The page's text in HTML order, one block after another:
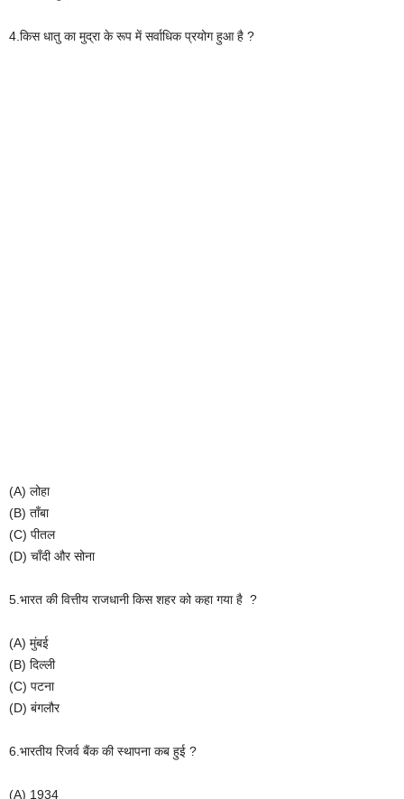
4.किस धातु का मुद्रा के रूप में सर्वाधिक प्रयोग हुआ है ?
(A) लोहा
(B) ताँबा
(C) पीतल
(D) चाँदी और सोना
5.भारत की वित्तीय राजधानी किस शहर को कहा गया है ?
(A) मुंबई
(B) दिल्ली
(C) पटना
(D) बंगलौर
6.भारतीय रिजर्व बैंक की स्थापना कब हुई ?
(A) 1934